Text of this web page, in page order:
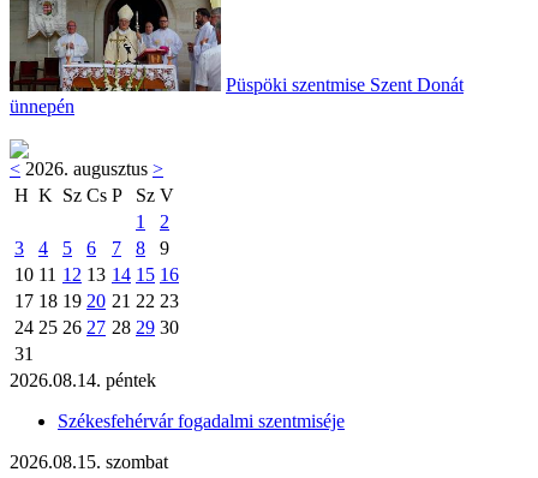
Püspöki szentmise Szent Donát
ünnepén
< 2026. augusztus >
H K Sz Cs P Sz V
1
2
3
4 5 6 7 8
9
10 11 12 13 14 15 16
17 18 19 20 21 22 23
24 25 26 27 28 29 30
31
2026.08.14. péntek
Székesfehérvár fogadalmi szentmiséje
2026.08.15. szombat